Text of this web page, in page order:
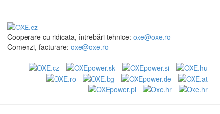
Cooperare cu ridicata, întrebări tehnice: oxe@oxe.ro
Comenzi, facturare: oxe@oxe.ro